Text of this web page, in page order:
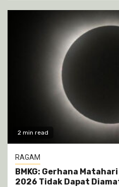
2 min read
RAGAM
BMKG: Gerhana
2026 Tidak Dapat